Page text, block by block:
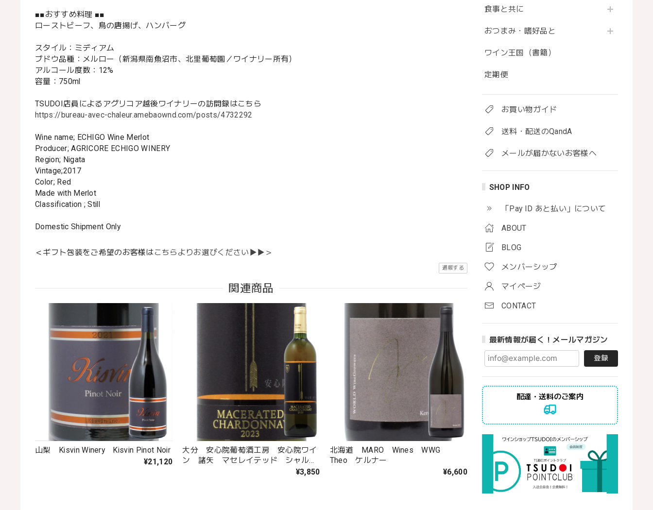
食事と共に
おつまみ・嗜好品と
ワイン王国（書籍）
定期便
お買い物ガイド
送料・配送のQandA
メールが届かないお客様へ
SHOP INFO
「Pay ID あと払い」について
ABOUT
BLOG
メンバーシップ
マイページ
CONTACT
最新情報が届く！メールマガジン
登録
配達・送料のご案内
■■おすすめ料理 ■■
ローストビーフ、鳥の唐揚げ、ハンバーグ
スタイル：ミディアム
ブドウ品種：メルロー（新潟県南魚沼市、北里葡萄園／ワイナリー所有）
アルコール度数：12%
容量：750ml
TSUDOI店員によるアグリコア越後ワイナリーの訪問録はこちら
https://bureau-avec-chaleur.amebaownd.com/posts/4732292
Wine name; ECHIGO Wine Merlot
Producer; AGRICORE ECHIGO WINERY
Region; Nigata
Vintage;2017
Color; Red
Made with Merlot
Classification ; Still
Domestic Shipment Only
＜ギフト包装をご希望のお客様はこちらよりお選びください▶▶＞
通報する
関連商品
山梨 Kisvin Winery Kisvin Pinot Noir
¥21,120
大分 安心院葡萄酒工房 安心院ワイ
ン 諸矢 マセレイテッド シャルド
¥3,850
北海道 MARO Wines WWG
Theo ケルナー
¥6,600